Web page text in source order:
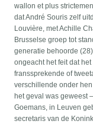
wallon et plus
dat André Souris zelf
Louvière, met Achille
Brusselse groep tot
generatie behoorde
ongeacht het feit dat
franssprekende of
verschillende onder
het geval was geweest
Goemans, in Leuven
secretaris van de